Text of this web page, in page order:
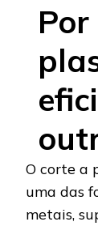
O corte a
uma das
metais,